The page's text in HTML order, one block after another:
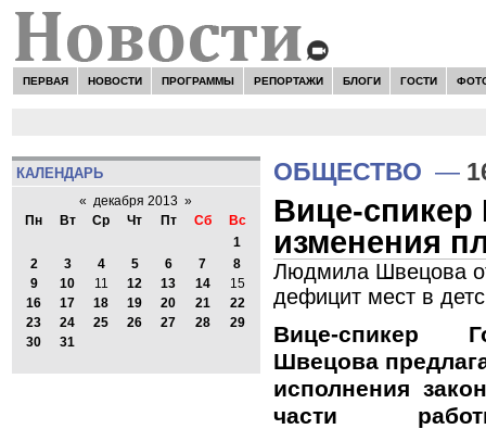
ПЕРВАЯ НОВОСТИ ПРОГРАММЫ РЕПОРТАЖИ БЛОГИ ГОСТИ
КАЛЕНДАРЬ
« декабря 2013 »
Пн
Вт Ср Чт Пт Сб
Вс
1
2
3 4 5 6 7
8
9
10 11 12 13 14
15
16
17 18 19 20 21
22
23
24 25 26 27 28
29
30
31
ОБЩЕСТВО —
Вице-спикер
изменения
Людмила Швецова
дефицит мест в
Вице-спикер
Швецова
исполнения
части